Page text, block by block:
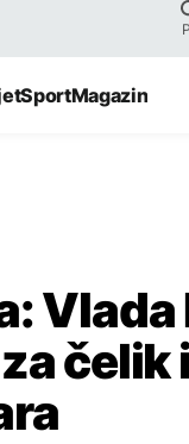
SportMagazin
Vlada
čelik